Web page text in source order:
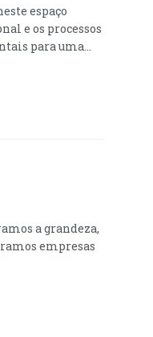
espaço
e os processos
para uma...
a grandeza,
empresas